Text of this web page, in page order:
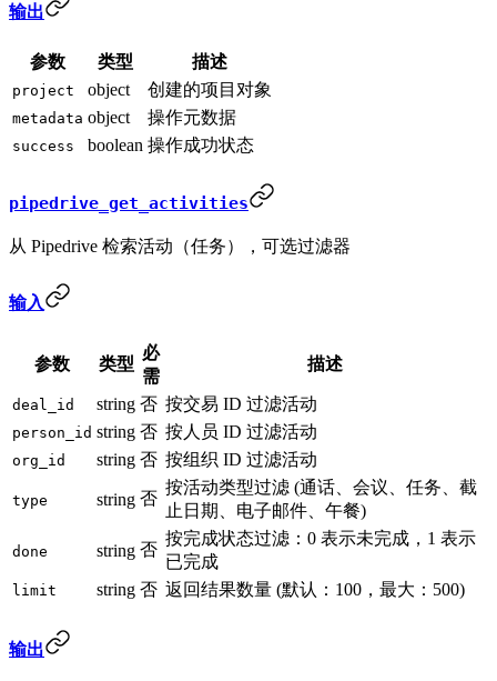
输出
参数 类型 描述
project object 创建的项目对象
metadata object 操作元数据
success boolean 操作成功状态
pipedrive_get_activities
从 Pipedrive 检索活动（任务），可选过滤器
输入
参数 类型
必
需
描述
deal_id string 否 按交易 ID 过滤活动
person_id string 否 按人员 ID 过滤活动
org_id string 否 按组织 ID 过滤活动
type string 否
按活动类型过滤 (通话、会议、任务、截
止日期、电子邮件、午餐)
done string 否
按完成状态过滤：0 表示未完成，1 表示
已完成
limit string 否 返回结果数量 (默认：100，最大：500)
输出